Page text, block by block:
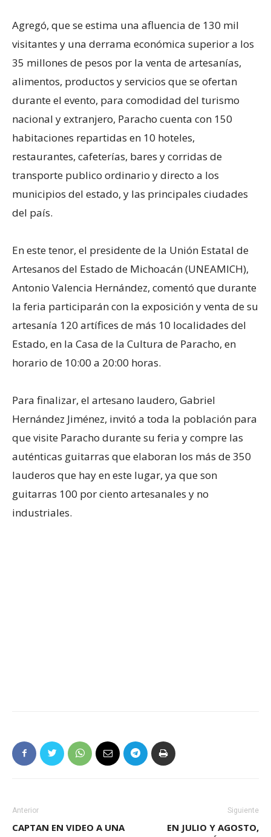
Agregó, que se estima una afluencia de 130 mil
visitantes y una derrama económica superior a los
35 millones de pesos por la venta de artesanías,
alimentos, productos y servicios que se ofertan
durante el evento, para comodidad del turismo
nacional y extranjero, Paracho cuenta con 150
habitaciones repartidas en 10 hoteles,
restaurantes, cafeterías, bares y corridas de
transporte publico ordinario y directo a los
municipios del estado, y las principales ciudades
del país.
En este tenor, el presidente de la Unión Estatal de
Artesanos del Estado de Michoacán (UNEAMICH),
Antonio Valencia Hernández, comentó que durante
la feria participarán con la exposición y venta de su
artesanía 120 artífices de más 10 localidades del
Estado, en la Casa de la Cultura de Paracho, en
horario de 10:00 a 20:00 horas.
Para finalizar, el artesano laudero, Gabriel
Hernández Jiménez, invitó a toda la población para
que visite Paracho durante su feria y compre las
auténticas guitarras que elaboran los más de 350
lauderos que hay en este lugar, ya que son
guitarras 100 por ciento artesanales y no
industriales.
Anterior
CAPTAN EN VIDEO A UNA
Siguiente
EN JULIO Y AGOSTO,